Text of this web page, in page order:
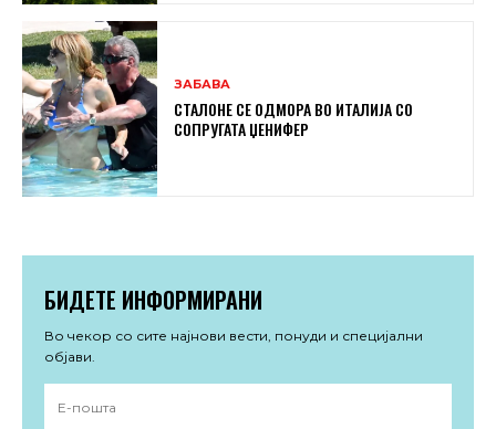
ЗАБАВА
СТАЛОНЕ СЕ ОДМОРА ВО ИТАЛИЈА СО
СОПРУГАТА ЏЕНИФЕР
БИДЕТЕ ИНФОРМИРАНИ
Во чекор со сите најнови вести, понуди и специјални
објави.